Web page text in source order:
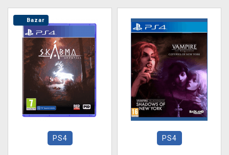
Bazar
PS4 PS4